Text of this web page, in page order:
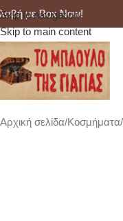
Skip to navigation
Skip to main content
Box Now!
Αρχική σελίδα Κοσμήματα